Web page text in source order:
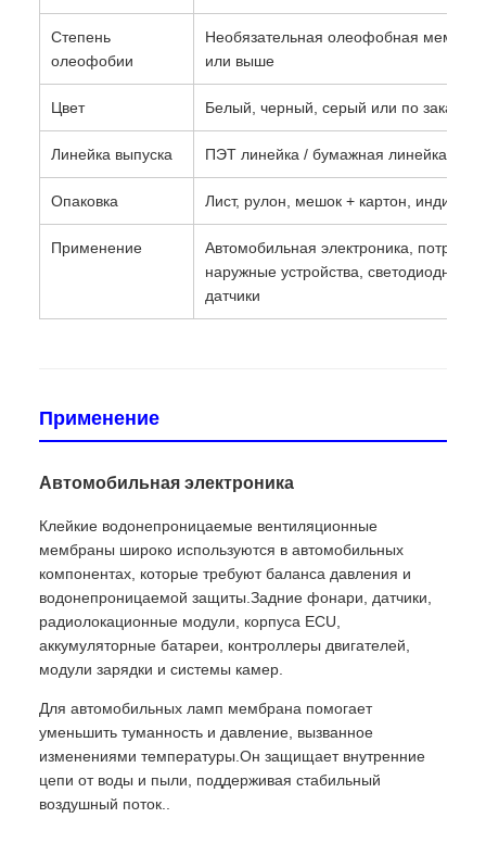
Степень
олеофобии
Необязательная олеофобная
или выше
Цвет Белый, черный, серый или по заказу
Линейка выпуска ПЭТ линейка / бумажная линейка / на
Опаковка Лист, рулон, мешок + картон,
Применение
Автомобильная электроника,
наружные устройства, светодиодные
датчики
Применение
Автомобильная электроника
Клейкие водонепроницаемые вентиляционные
мембраны широко используются в автомобильных
компонентах, которые требуют баланса давления и
водонепроницаемой защиты.Задние фонари, датчики,
радиолокационные модули, корпуса ECU,
аккумуляторные батареи, контроллеры двигателей,
модули зарядки и системы камер.
Для автомобильных ламп мембрана помогает
уменьшить туманность и давление, вызванное
изменениями температуры.Он защищает внутренние
цепи от воды и пыли, поддерживая стабильный
воздушный поток..